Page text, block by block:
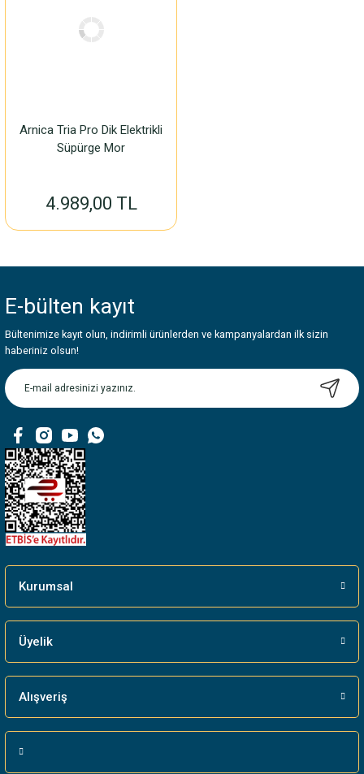
Arnica Tria Pro Dik Elektrikli
Süpürge Mor
4.989,00 TL
E-bülten kayıt
Bültenimize kayıt olun, indirimli ürünlerden ve kampanyalardan ilk sizin
haberiniz olsun!
Kurumsal
Üyelik
Alışveriş